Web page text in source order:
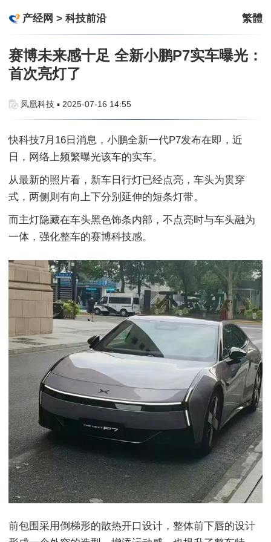
产经网 > 科技前沿 繁體
赛博未来感十足 全新小鹏P7实车曝光：
首次亮灯了
凤凰科技 ▪ 2025-07-16 14:55
快科技7月16日消息，小鹏全新一代P7发布在即，近
日，网络上频繁曝光该车的实车。
从最新的照片看，新车日行灯已经点亮，车头为贯穿
式，两侧则有向上下分别延伸的短条灯带。
而主灯隐藏在车头黑色饰条内部，不点亮时与车头融为
一体，强化整车的赛博科技感。
前包围采用倒梯形的散热开口设计，整体前下唇的设计